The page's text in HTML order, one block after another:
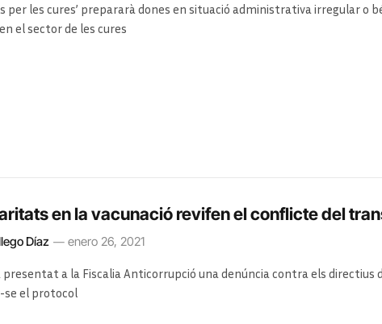
per les cures’ prepararà dones en situació administrativa irregular o
el sector de les cures
en la vacunació revifen el conflicte del
Díaz enero 26, 2021
presentat a la Fiscalia Anticorrupció una denúncia contra els directius
se el protocol